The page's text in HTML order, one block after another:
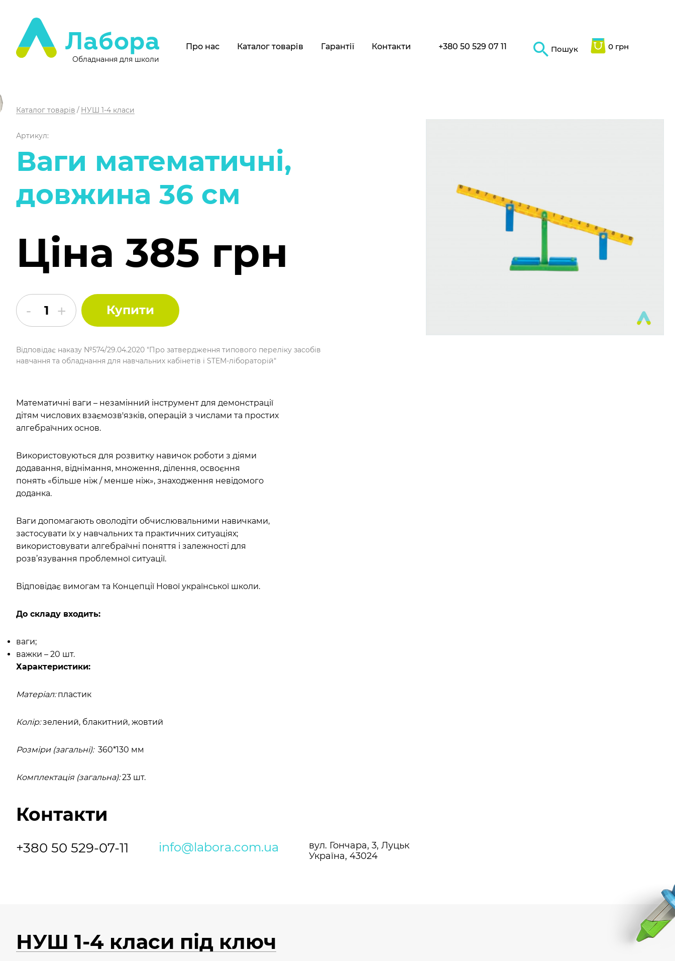
Обладнання для школи
Про нас Каталог товарів Гарантії Контакти +380 50 529 07 11 Пошук 0 грн
Каталог товарів НУШ 1-4 класи
Артикул:
Ваги математичні,
довжина 36 см
Ціна 385 грн
Купити
Відповідає наказу №574/29.04.2020 "Про затвердження типового переліку засобів
навчання та обладнання для навчальних кабінетів і STEM-лібораторій"
Математичні ваги – незамінний інструмент для демонстрації
дітям числових взаємозв'язків, операцій з числами та простих
алгебраїчних основ.
Використовуються для розвитку навичок роботи з діями
додавання, віднімання, множення, ділення, освоєння
понять «більше ніж / менше ніж», знаходження невідомого
доданка.
Ваги допомагають оволодіти обчислювальними навичками,
застосувати їх у навчальних та практичних ситуаціях;
використовувати алгебраїчні поняття і залежності для
розв’язування проблемної ситуації.
Відповідає вимогам та Концепції Нової української школи.
До складу входить:
ваги;
важки – 20 шт.
Характеристики:
Матеріал:пластик
Колір:зелений, блакитний, жовтий
Розміри (загальні): 360*130 мм
Комплектація (загальна):23 шт.
Контакти
+380 50 529-07-11 info@labora.com.ua
вул. Гончара, 3, Луцьк
Україна, 43024
НУШ 1-4 класи під ключ